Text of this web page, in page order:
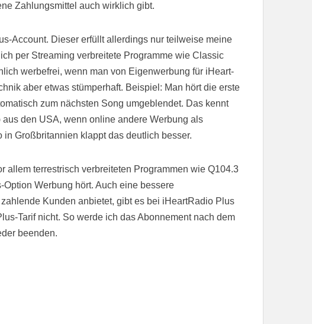
Zahlungsmittel auch wirklich gibt.
Account. Dieser erfüllt allerdings nur teilweise meine
per Streaming verbreitete Programme wie Classic
werbefrei, wenn man von Eigenwerbung für iHeart-
aber etwas stümperhaft. Beispiel: Man hört die erste
zum nächsten Song umgeblendet. Das kennt
aus den USA, wenn online andere Werbung als
Großbritannien klappt das deutlich besser.
allem terrestrisch verbreiteten Programmen wie Q104.3
Werbung hört. Auch eine bessere
Kunden anbietet, gibt es bei iHeartRadio Plus
Tarif nicht. So werde ich das Abonnement nach dem
beenden.